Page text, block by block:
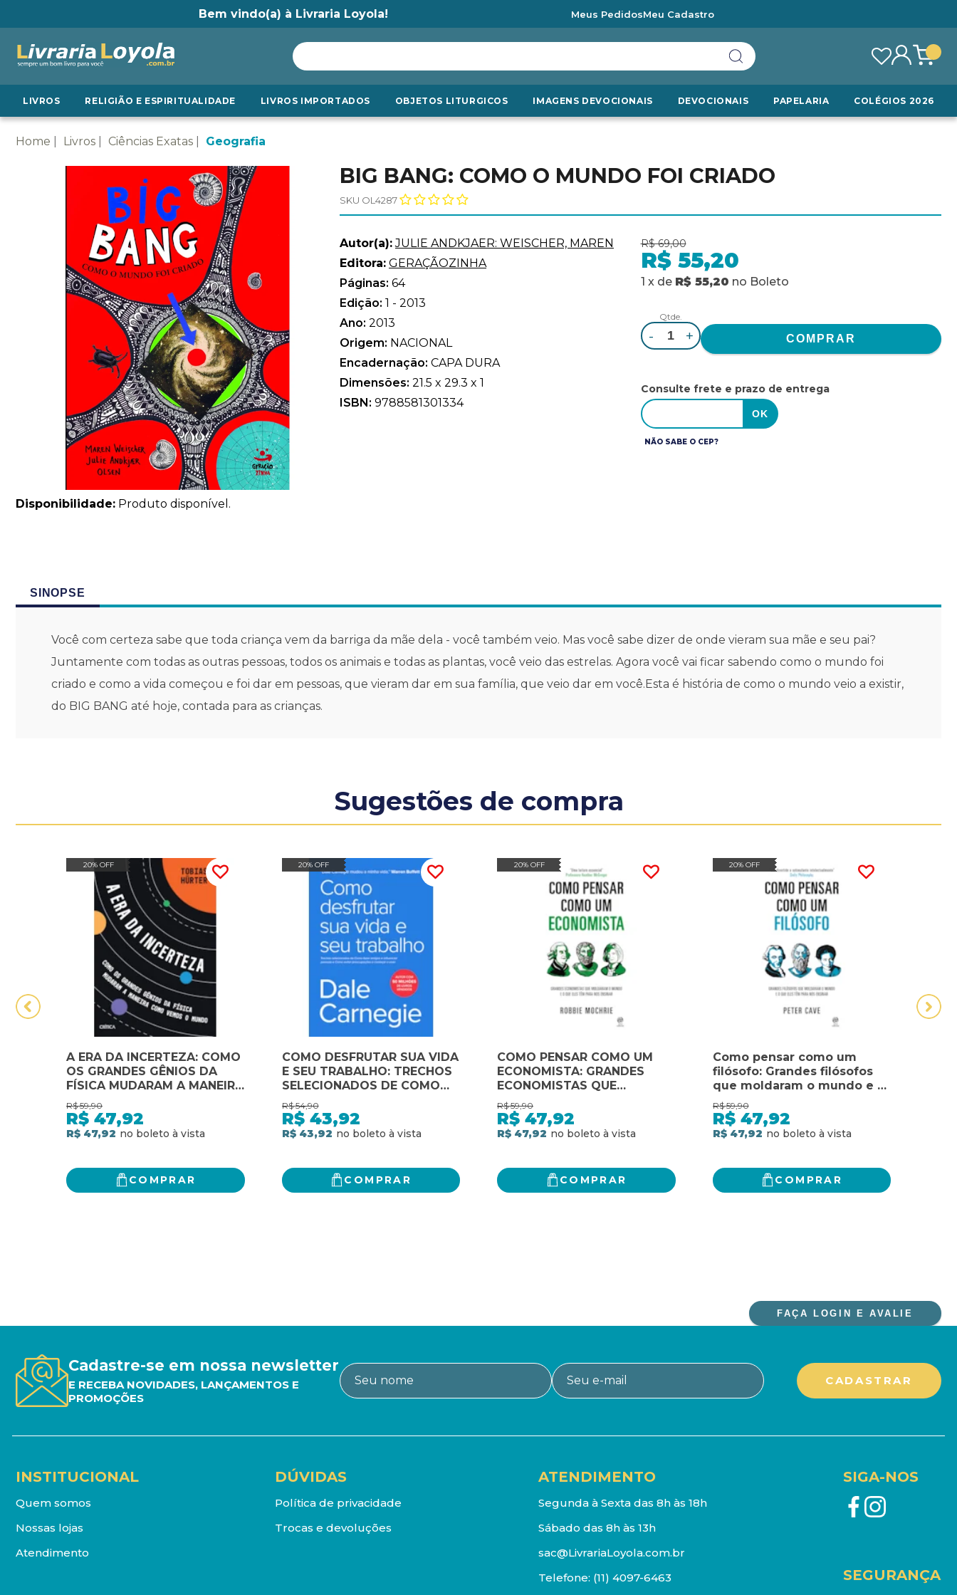
Bem vindo(a) à Livraria Loyola! Meus PedidosMeu Cadastro
LIVROS RELIGIÃO E ESPIRITUALIDADE LIVROS IMPORTADOS OBJETOS LITURGICOS IMAGENS DEVOCIONAIS DEVOCIONAIS PAPELARIA COLÉGIOS 2026
Home Livros Ciências Exatas Geografia
Disponibilidade: Produto disponível.
BIG BANG: COMO O MUNDO FOI CRIADO
SKU OL4287
Autor(a): JULIE ANDKJAER: WEISCHER, MAREN
Editora: GERAÇÃOZINHA
Páginas: 64
Edição: 1 - 2013
Ano: 2013
Origem: NACIONAL
Encadernação: CAPA DURA
Dimensões: 21.5 x 29.3 x 1
ISBN: 9788581301334
R$ 69,00
R$ 55,20
1 x de R$ 55,20 no Boleto
Qtde.
- +
Consulte frete e prazo de entrega
NÃO SABE O CEP?
SINOPSE
Você com certeza sabe que toda criança vem da barriga da mãe dela - você também veio. Mas você sabe dizer de onde vieram sua mãe e seu pai?
Juntamente com todas as outras pessoas, todos os animais e todas as plantas, você veio das estrelas. Agora você vai ficar sabendo como o mundo foi
criado e como a vida começou e foi dar em pessoas, que vieram dar em sua família, que veio dar em você.Esta é história de como o mundo veio a existir,
do BIG BANG até hoje, contada para as crianças.
Sugestões de compra
20% OFF
A ERA DA INCERTEZA: COMO
OS GRANDES GÊNIOS DA
FÍSICA MUDARAM A MANEIRA
COMO VEMOS O MUNDO
R$ 59,90
R$ 47,92
R$ 47,92
COMPRAR
20% OFF
COMO DESFRUTAR SUA VIDA
E SEU TRABALHO: TRECHOS
SELECIONADOS DE COMO
FAZER AMIGOS E
INFLUENCIAR PESSOAS E
COMO EVITAR
PREOCUPAÇÕES E COMEÇAR
R$ 54,90
R$ 43,92
R$ 43,92
COMPRAR
20% OFF
COMO PENSAR COMO UM
ECONOMISTA: GRANDES
ECONOMISTAS QUE
MOLDARAM O MUNDO E O
QUE ELES TÊM PARA NOS
ENSINAR
R$ 59,90
R$ 47,92
R$ 47,92
COMPRAR
20% OFF
Como pensar como um
filósofo: Grandes filósofos
que moldaram o mundo e o
que eles têm para nos
ensinar
R$ 59,90
R$ 47,92
R$ 47,92
COMPRAR
FAÇA LOGIN E AVALIE
Cadastre-se em nossa newsletter
E RECEBA NOVIDADES, LANÇAMENTOS E
PROMOÇÕES
INSTITUCIONAL
Quem somos
Nossas lojas
Atendimento
DÚVIDAS
Política de privacidade
Trocas e devoluções
ATENDIMENTO
Segunda à Sexta das 8h às 18h
Sábado das 8h às 13h
sac@LivrariaLoyola.com.br
Telefone: (11) 4097-6463
SIGA-NOS
SEGURANÇA